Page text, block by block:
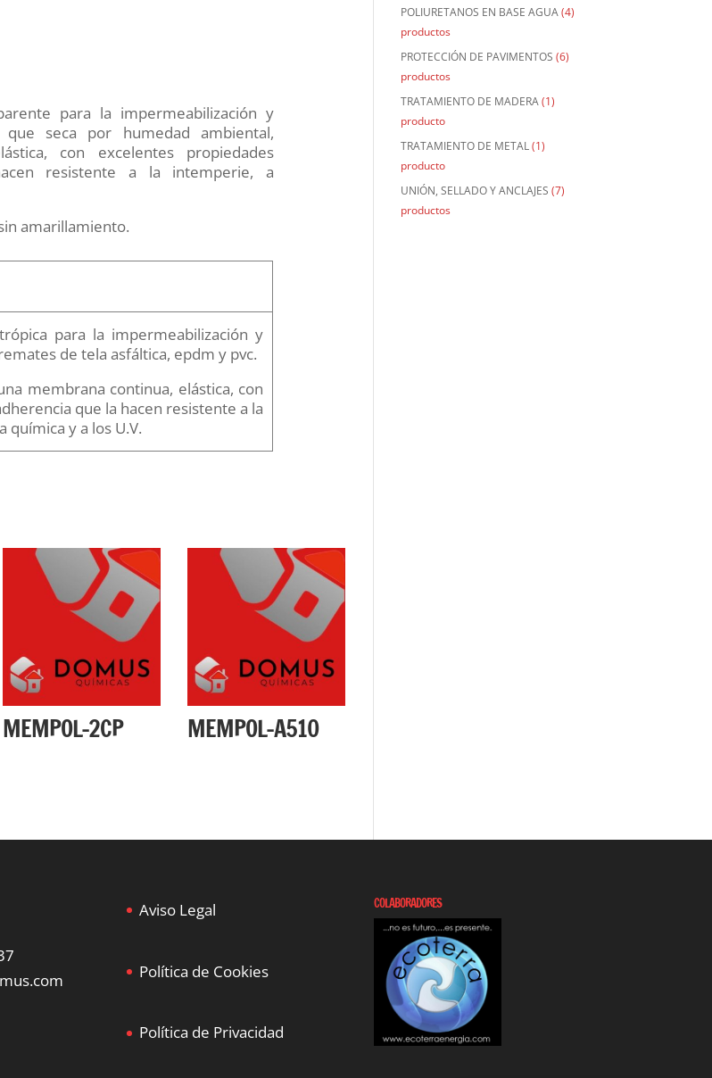
para la impermeabilización y
que seca por humedad ambiental,
con excelentes propiedades
resistente a la intemperie, a
amarillamiento.
para la impermeabilización y
de tela asfáltica, epdm y pvc.
membrana continua, elástica, con
que la hacen resistente a la
y a los U.V.
MEMPOL-2CP MEMPOL-A510
POLIURETANOS EN BASE AGUA(4)
productos
PROTECCIÓN DE PAVIMENTOS (6)
productos
TRATAMIENTO DE MADERA(1)
producto
TRATAMIENTO DE METAL(1)
producto
UNIÓN, SELLADO Y ANCLAJES (7)
productos
Aviso Legal
Política de Cookies
Política de Privacidad
COLABORADORES